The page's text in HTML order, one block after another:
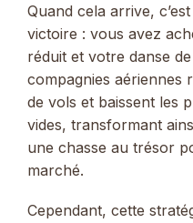
Quand cela arrive,
victoire : vous avez
réduit et votre danse
compagnies aériennes
de vols et baissent les
vides, transformant
une chasse au trésor
marché.
Cependant, cette